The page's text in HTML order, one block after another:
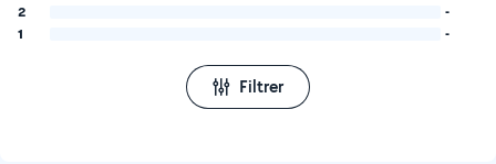
2
-
1
-
Filtrer